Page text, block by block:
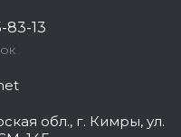
83-13
обл., г. Кимры, ул.